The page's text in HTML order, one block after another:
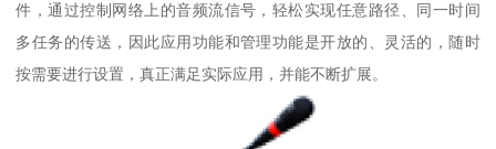
件，通过控制网络上的音频流信号，轻松实现任意路径、同一时间
多任务的传送，因此应用功能和管理功能是开放的、灵活的，随时
按需要进行设置，真正满足实际应用，并能不断扩展。